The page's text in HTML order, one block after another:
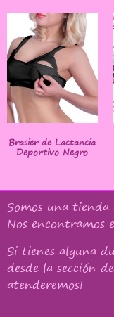
Brasier de Lactancia
Deportivo Negro
Somos una
Nos encontramos
Si tienes alguna
desde la sección
atenderemos!